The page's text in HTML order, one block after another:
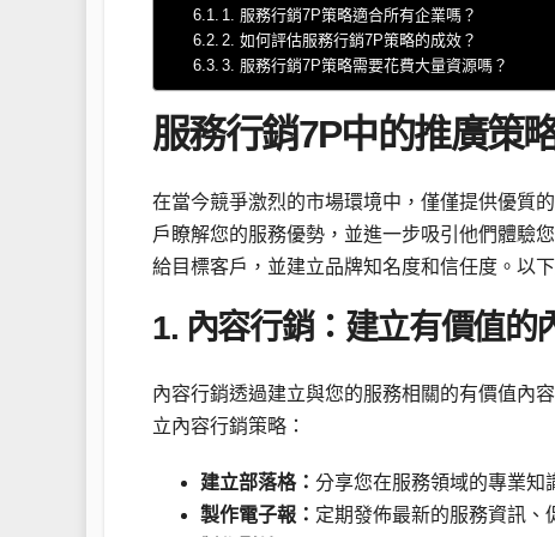
1. 服務行銷7P策略適合所有企業嗎？
2. 如何評估服務行銷7P策略的成效？
3. 服務行銷7P策略需要花費大量資源嗎？
服務行銷7P中的推廣策
在當今競爭激烈的市場環境中，僅僅提供優質
戶瞭解您的服務優勢，並進一步吸引他們體驗
給目標客戶，並建立品牌知名度和信任度。以
1. 內容行銷：建立有價值的
內容行銷透過建立與您的服務相關的有價值內
立內容行銷策略：
建立部落格： 分享您在服務領域的專業知
製作電子報： 定期發佈最新的服務資訊、